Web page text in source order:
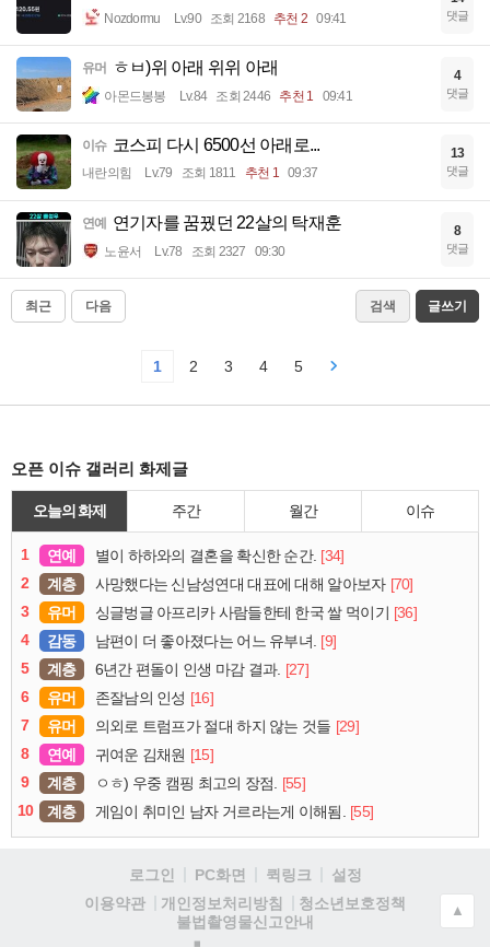
Nozdormu Lv.90 조회 2168 추천 2 09:41 댓글
유머 ㅎㅂ)위 아래 위위 아래
아몬드봉봉 Lv.84 조회 2446 추천 1 09:41
4
댓글
이슈 코스피 다시 6500선 아래로...
내란의힘 Lv.79 조회 1811 추천 1 09:37
13
댓글
연예 연기자를 꿈꿨던 22살의 탁재훈
노윤서 Lv.78 조회 2327 09:30
8
댓글
최근 다음 검색 글쓰기
1 2 3 4 5
오픈 이슈 갤러리 화제글
오늘의 화제 주간 월간 이슈
1 연예 별이 하하와의 결혼을 확신한 순간. [34]
2
계층 사망했다는 신남성연대 대표에 대해 알아보자 [70]
3
유머 싱글벙글 아프리카 사람들한테 한국 쌀 먹이기 [36]
4
감동 남편이 더 좋아졌다는 어느 유부녀. [9]
5
계층 6년간 편돌이 인생 마감 결과. [27]
6
유머 존잘남의 인성 [16]
7
유머 의외로 트럼프가 절대 하지 않는 것들 [29]
8
연예 귀여운 김채원 [15]
9
계층 ㅇㅎ) 우중 캠핑 최고의 장점. [55]
10
계층 게임이 취미인 남자 거르라는게 이해됨. [55]
로그인 PC화면 퀵링크
설정
이용약관
개인정보처리방침
청소년보호정책
불법촬영물신고안내
▲